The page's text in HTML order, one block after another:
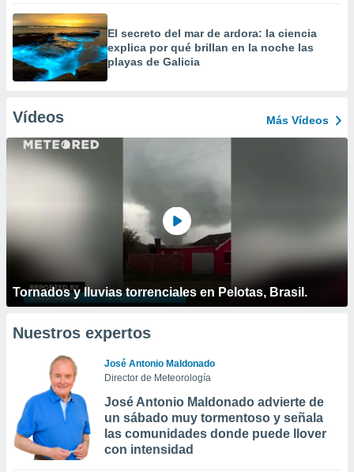
El secreto del mar de ardora: la ciencia
explica por qué brillan en la noche las
playas de Galicia
Vídeos Más Vídeos
Tornados y lluvias torrenciales en Pelotas, Brasil.
Nuestros expertos
José Antonio Maldonado
Director de Meteorología
José Antonio Maldonado advierte de
un sábado muy tormentoso y señala
las comunidades donde puede llover
con intensidad